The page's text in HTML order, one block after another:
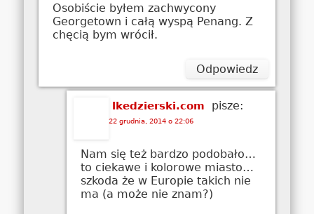
Osobiście byłem zachwycony
Georgetown i całą wyspą Penang. Z
chęcią bym wrócił.
Odpowiedz
lkedzierski.com pisze:
22 grudnia, 2014 o 22:06
Nam się też bardzo podobało…
to ciekawe i kolorowe miasto…
szkoda że w Europie takich nie
ma (a może nie znam?)